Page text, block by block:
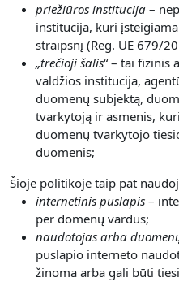
priežiūros institucija –
institucija, kuri
straipsnį (Reg. UE 679/
„trečioji šalis“ – tai fizinis
valdžios institucija,
duomenų subjektą,
tvarkytoją ir asmenis,
duomenų tvarkytojo
duomenis;
Šioje politikoje taip pat
internetinis puslapis –
per domenų vardus;
naudotojas arba
puslapio interneto
žinoma arba gali būti